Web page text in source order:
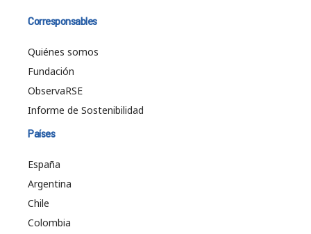
Corresponsables
Quiénes somos
Fundación
ObservaRSE
Informe de Sostenibilidad
Países
España
Argentina
Chile
Colombia